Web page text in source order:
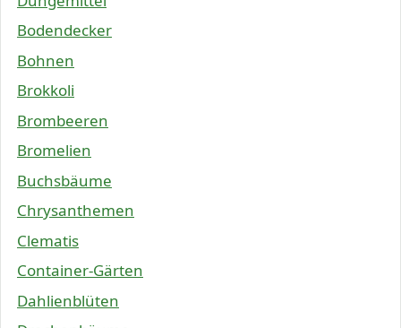
Bodendecker
Bohnen
Brokkoli
Brombeeren
Bromelien
Buchsbäume
Chrysanthemen
Clematis
Container-Gärten
Dahlienblüten